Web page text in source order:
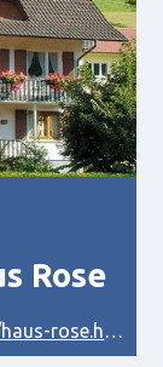
Rose
https://www.rose-oberharmersbach.de/haus-rose.htm